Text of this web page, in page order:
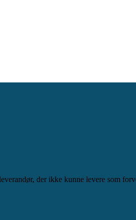
der ikke kunne levere som